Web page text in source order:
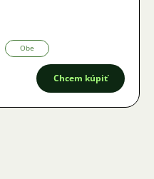
Obe
Chcem kúpiť